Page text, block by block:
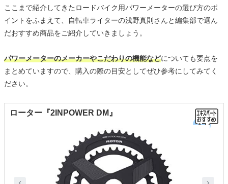
ここまで紹介してきたロードバイク用パワーメーターの選び方のポ
イントをふまえて、自転車ライターの浅野真則さんと編集部で選ん
だおすすめ商品をご紹介していきましょう。
パワーメーターのメーカーやこだわりの機能などについても要点を
まとめていますので、購入の際の目安としてぜひ参考にしてみてく
ださい。
ローター『2INPOWER DM』